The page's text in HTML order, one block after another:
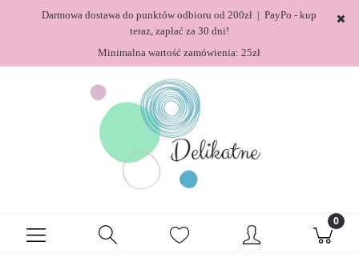
Darmowa dostawa do punktów odbioru od 200zł | PayPo - kup
teraz, zapłać za 30 dni!
Minimalna wartość zamówienia: 25zł